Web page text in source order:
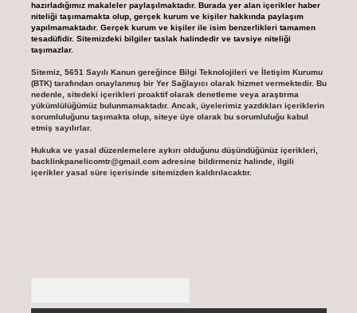
hazırladığımız makaleler paylaşılmaktadır. Burada yer alan içerikler haber
niteliği taşımamakta olup, gerçek kurum ve kişiler hakkında paylaşım
yapılmamaktadır. Gerçek kurum ve kişiler ile isim benzerlikleri tamamen
tesadüfidir. Sitemizdeki bilgiler taslak halindedir ve tavsiye niteliği
taşımazlar.
Sitemiz, 5651 Sayılı Kanun gereğince Bilgi Teknolojileri ve İletişim Kurumu
(BTK) tarafından onaylanmış bir Yer Sağlayıcı olarak hizmet vermektedir. Bu
nedenle, sitedeki içerikleri proaktif olarak denetleme veya araştırma
yükümlülüğümüz bulunmamaktadır. Ancak, üyelerimiz yazdıkları içeriklerin
sorumluluğunu taşımakta olup, siteye üye olarak bu sorumluluğu kabul
etmiş sayılırlar.
Hukuka ve yasal düzenlemelere aykırı olduğunu düşündüğünüz içerikleri,
backlinkpanelicomtr@gmail.comadresine bildirmeniz halinde, ilgili
içerikler yasal süre içerisinde sitemizden kaldırılacaktır.